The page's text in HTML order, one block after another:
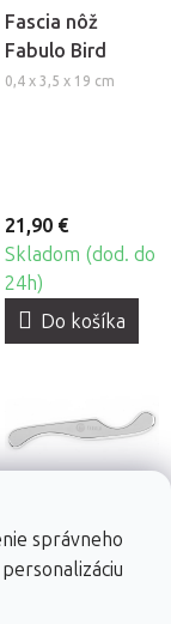
správneho
Fascia nôž
Fabulo Bird
0,4 x 3,5 x 19 cm
21,90 €
Skladom (dod. do
24h)
Do košíka
Fascia nôž
Fabulo Ocean